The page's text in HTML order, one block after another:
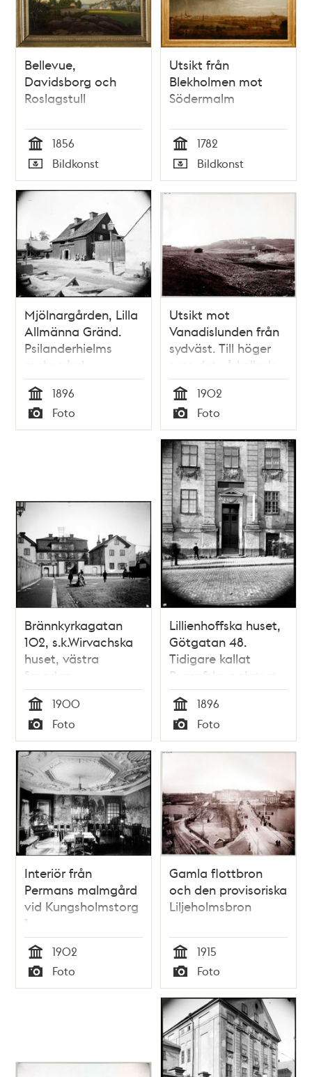
Bellevue,
Davidsborg och
Roslagstull
Tid
1856
Typ
Bildkonst
Utsikt från
Blekholmen mot
Södermalm
Tid
1782
Typ
Bildkonst
Mjölnargården, Lilla
Allmänna Gränd.
Psilanderhielms
malmgård
Tid
1896
Typ
Foto
Utsikt mot
Vanadislunden från
sydväst. Till höger
syns det så kallade
Hazeliushuset vid
Surbrunnsgatan 45 i
hörnet mot Stora
Badstugatan. I
fonden till vänster
kan Cedersdal anas.
Tid
1902
Typ
Foto
Brännkyrkagatan
102, s.k.Wirvachska
huset, västra
fasaden
Tid
1900
Typ
Foto
Lillienhoffska huset,
Götgatan 48.
Tidigare kallat
Rumpfska palatset,
Engelska huset
Tid
1896
Typ
Foto
Interiör från
Permans malmgård
vid Kungsholmstorg
1
Tid
1902
Typ
Foto
Gamla flottbron
och den provisoriska
Liljeholmsbron
Tid
1915
Typ
Foto